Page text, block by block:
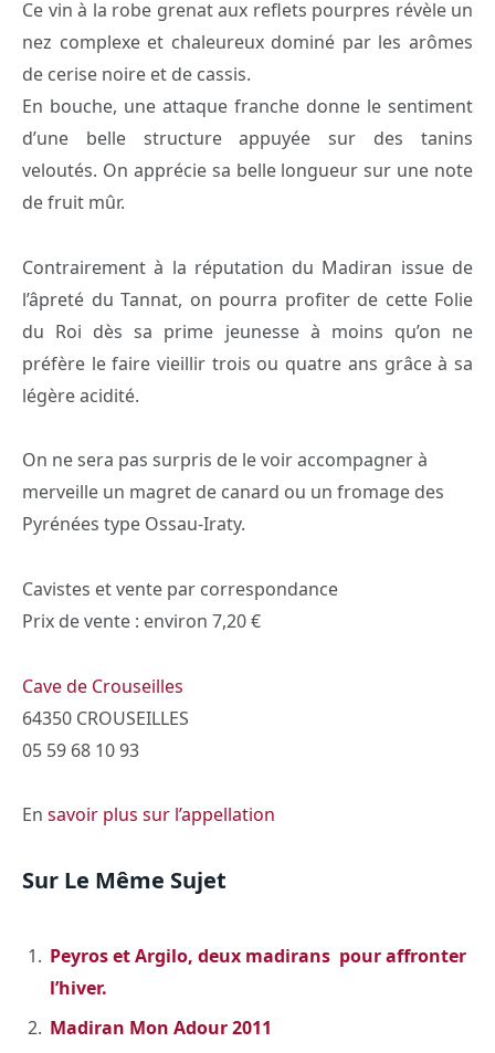
Ce vin à la robe grenat aux reflets pourpres révèle un
nez complexe et chaleureux dominé par les arômes
de cerise noire et de cassis.
En bouche, une attaque franche donne le sentiment
d’une belle structure appuyée sur des tanins
veloutés. On apprécie sa belle longueur sur une note
de fruit mûr.
Contrairement à la réputation du Madiran issue de
l’âpreté du Tannat, on pourra profiter de cette Folie
du Roi dès sa prime jeunesse à moins qu’on ne
préfère le faire vieillir trois ou quatre ans grâce à sa
légère acidité.
On ne sera pas surpris de le voir accompagner à
merveille un magret de canard ou un fromage des
Pyrénées type Ossau-Iraty.
Cavistes et vente par correspondance
Prix de vente : environ 7,20 €
Cave de Crouseilles
64350 CROUSEILLES
05 59 68 10 93
En savoir plus sur l’appellation
Sur Le Même Sujet
Peyros et Argilo, deux madirans pour affronter
l’hiver.
Madiran Mon Adour 2011